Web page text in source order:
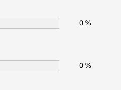
0 %
0 %